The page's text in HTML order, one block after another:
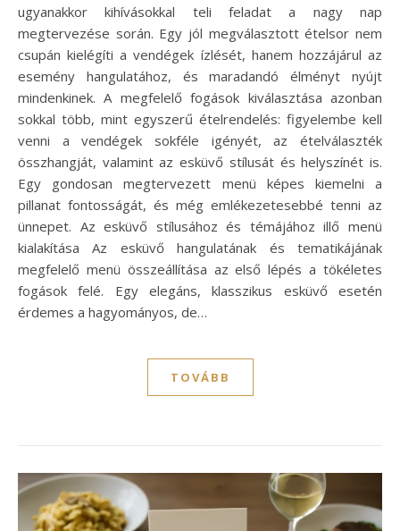
ugyanakkor kihívásokkal teli feladat a nagy nap
megtervezése során. Egy jól megválasztott ételsor nem
csupán kielégíti a vendégek ízlését, hanem hozzájárul az
esemény hangulatához, és maradandó élményt nyújt
mindenkinek. A megfelelő fogások kiválasztása azonban
sokkal több, mint egyszerű ételrendelés: figyelembe kell
venni a vendégek sokféle igényét, az ételválaszték
összhangját, valamint az esküvő stílusát és helyszínét is.
Egy gondosan megtervezett menü képes kiemelni a
pillanat fontosságát, és még emlékezetesebbé tenni az
ünnepet. Az esküvő stílusához és témájához illő menü
kialakítása Az esküvő hangulatának és tematikájának
megfelelő menü összeállítása az első lépés a tökéletes
fogások felé. Egy elegáns, klasszikus esküvő esetén
érdemes a hagyományos, de…
TOVÁBB